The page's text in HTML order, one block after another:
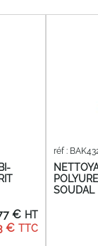
€
€
SOUDAL
réf :